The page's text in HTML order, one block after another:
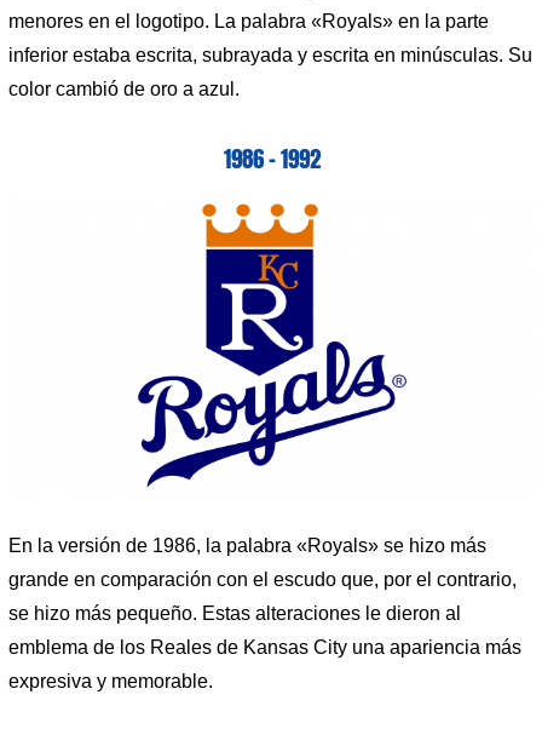
menores en el logotipo. La palabra «Royals» en la parte
inferior estaba escrita, subrayada y escrita en minúsculas. Su
color cambió de oro a azul.
1986 – 1992
En la versión de 1986, la palabra «Royals» se hizo más
grande en comparación con el escudo que, por el contrario,
se hizo más pequeño. Estas alteraciones le dieron al
emblema de los Reales de Kansas City una apariencia más
expresiva y memorable.